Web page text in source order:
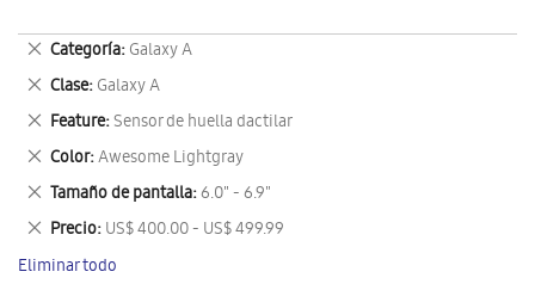
Categoría Galaxy A
Eliminar
este
artículo
Clase Galaxy A
Eliminar
este
artículo
Feature Sensor de huella dactilar
Eliminar
este
artículo
Color Awesome Lightgray
Eliminar
este
artículo
Tamaño de pantalla 6.0" - 6.9"
Eliminar
este
artículo
Precio US$ 400.00 - US$ 499.99
Eliminar
este
artículo
Eliminar todo